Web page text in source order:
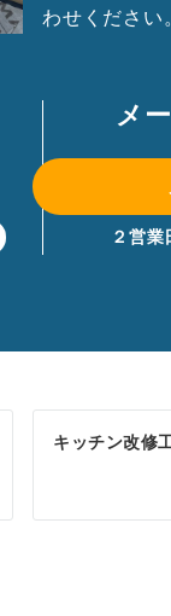
わせください。
メ
２営業
キッチン改修